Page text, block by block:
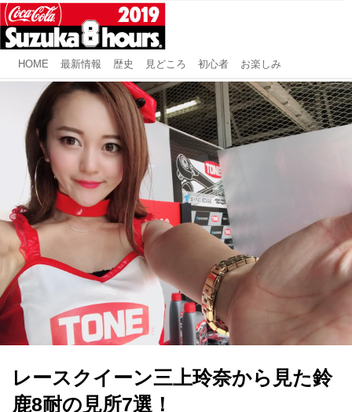
HOME 最新情報 歴史 見どころ 初心者 お楽しみ
レースクイーン三上玲奈から見た鈴
鹿8耐の見所7選！